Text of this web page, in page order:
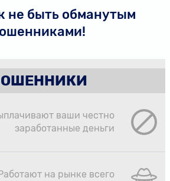
не быть обманутым
ваши честно
заработанные деньги
Работают на рынке всего